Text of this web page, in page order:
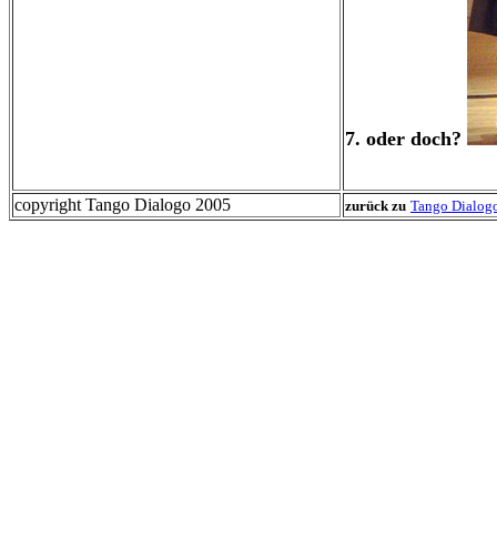
7. oder doch?
copyright Tango Dialogo 2005 zurück zu Tango